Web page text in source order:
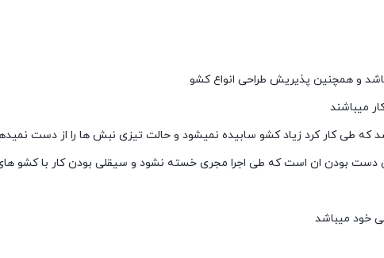
و همچنین پذیریش طراحی انواع کشو
میباشند
که طی کار کرد زیاد کشو سابیده نمیشود و حالت تیزی نبش ها را از دست
بودن ان است که طی اجرا مجری خسته نشود و سیقلی بودن کار با کشو
خود میباشد